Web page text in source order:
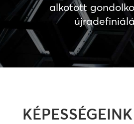
alkotott
KÉPESSÉGEINK